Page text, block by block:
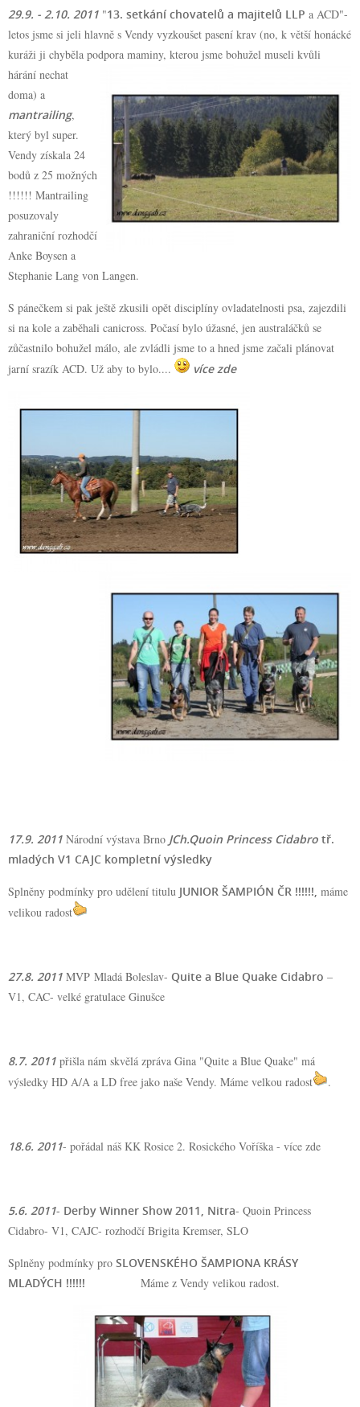
29.9. - 2.10. 2011 "13. setkání chovatelů a majitelů LLP a ACD"-
letos jsme si jeli hlavně s Vendy vyzkoušet pasení krav (no, k větší honácké
kuráži ji chyběla podpora maminy, kterou jsme bohužel museli kvůli
hárání nechat
doma) a
mantrailing,
který byl super.
Vendy získala 24
bodů z 25 možných
!!!!!! Mantrailing
posuzovaly
zahraniční rozhodčí
Anke Boysen a
Stephanie Lang von Langen.
S pánečkem si pak ještě zkusili opět disciplíny ovladatelnosti psa, zajezdili
si na kole a zaběhali canicross. Počasí bylo úžasné, jen australáčků se
zůčastnilo bohužel málo, ale zvládli jsme to a hned jsme začali plánovat
jarní srazík ACD. Už aby to bylo....
více zde
17.9. 2011 Národní výstava Brno JCh.Quoin Princess Cidabro tř.
mladých V1 CAJC kompletní výsledky
Splněny podmínky pro udělení titulu JUNIOR ŠAMPIÓN ČR !!!!!!, máme
velikou radost
27.8. 2011 MVP Mladá Boleslav- Quite a Blue Quake Cidabro –
V1, CAC- velké gratulace Ginušce
8.7. 2011 přišla nám skvělá zpráva Gina "Quite a Blue Quake" má
výsledky HD A/A a LD free jako naše Vendy. Máme velkou radost
.
18.6. 2011- pořádal náš KK Rosice 2. Rosického Voříška - více zde
5.6. 2011- Derby Winner Show 2011, Nitra- Quoin Princess
Cidabro- V1, CAJC- rozhodčí Brigita Kremser, SLO
Splněny podmínky pro SLOVENSKÉHO ŠAMPIONA KRÁSY
MLADÝCH !!!!!! Máme z Vendy velikou radost.